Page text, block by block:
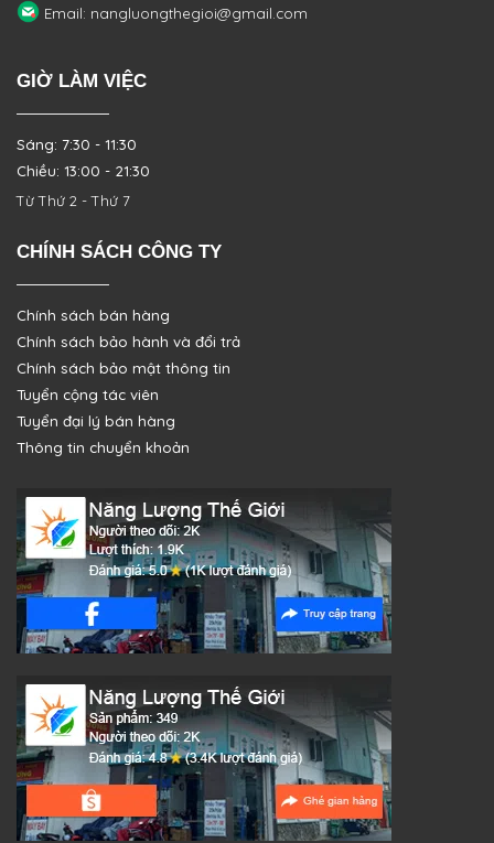
Email: nangluongthegioi@gmail.com
GIỜ LÀM VIỆC
Sáng: 7:30 - 11:30
Chiều: 13:00 - 21:30
Từ Thứ 2 - Thứ 7
CHÍNH SÁCH CÔNG TY
Chính sách bán hàng
Chính sách bảo hành và đổi trả
Chính sách bảo mật thông tin
Tuyển cộng tác viên
Tuyển đại lý bán hàng
Thông tin chuyển khoản